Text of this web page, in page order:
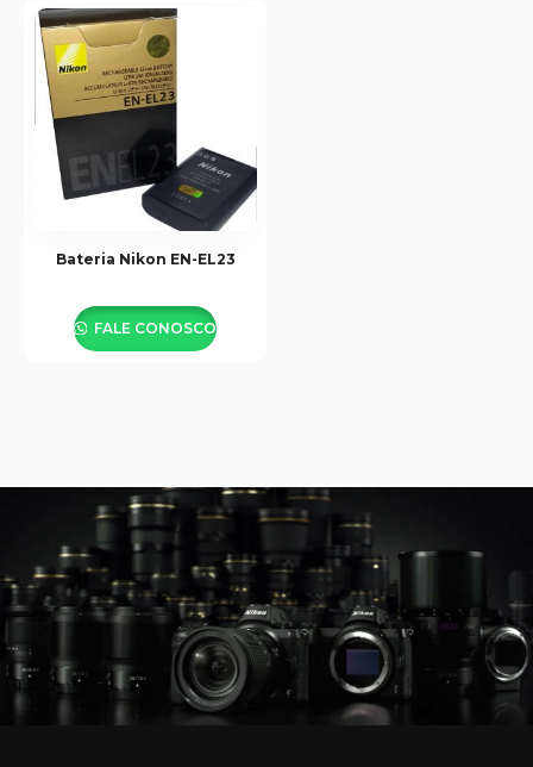
Bateria Nikon EN-EL23
FALE CONOSCO